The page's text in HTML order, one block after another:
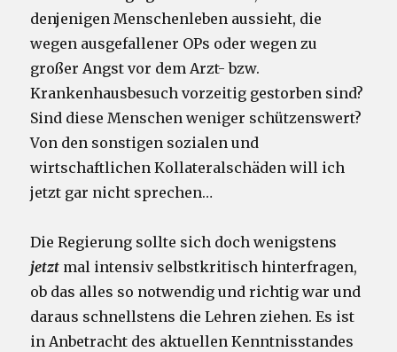
denjenigen Menschenleben aussieht, die
wegen ausgefallener OPs oder wegen zu
großer Angst vor dem Arzt- bzw.
Krankenhausbesuch vorzeitig gestorben sind?
Sind diese Menschen weniger schützenswert?
Von den sonstigen sozialen und
wirtschaftlichen Kollateralschäden will ich
jetzt gar nicht sprechen…
Die Regierung sollte sich doch wenigstens
jetzt mal intensiv selbstkritisch hinterfragen,
ob das alles so notwendig und richtig war und
daraus schnellstens die Lehren ziehen. Es ist
in Anbetracht des aktuellen Kenntnisstandes